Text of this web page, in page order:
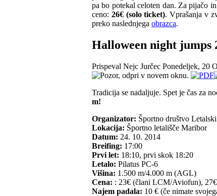
pa bo potekal celoten dan. Za pijačo
ceno: 26€ (solo ticket). Vprašanja v
preko naslednjega obrazca.
Halloween night jumps
Prispeval Nejc Jurčec Ponedeljek, 20
Tradicija se nadaljuje. Spet je čas za
m!
Organizator: Športno društvo
Lokacija: Športno letališče Maribor
Datum: 24. 10. 2014
Breifing: 17:00
Prvi let: 18:10, prvi skok 18:20
Letalo: Pilatus PC-6
Višina: 1.500 m/4.000 m (AGL)
Cena: : 23€ (člani LCM/Aviofun),
Najem padala: 10 € (če nimate